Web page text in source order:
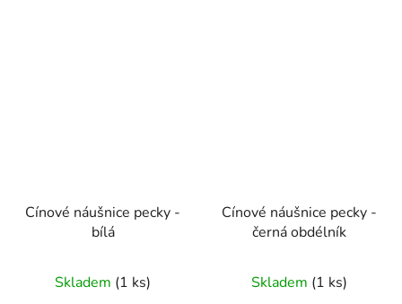
Cínové náušnice pecky -
bílá
Skladem (1 ks)
Cínové náušnice pecky -
černá obdélník
Skladem (1 ks)